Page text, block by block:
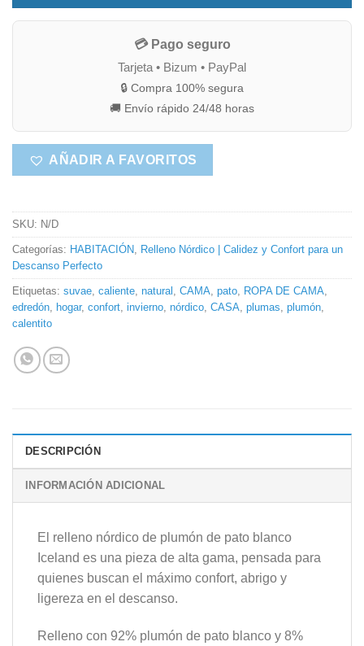
💳 Pago seguro
Tarjeta • Bizum • PayPal
🔒 Compra 100% segura
🚚 Envío rápido 24/48 horas
AÑADIR A FAVORITOS
SKU: N/D
Categorías: HABITACIÓN, Relleno Nórdico | Calidez y Confort para un
Descanso Perfecto
Etiquetas: suvae, caliente, natural , CAMA, pato, ROPA DE CAMA,
edredón, hogar, confort, invierno, nórdico, CASA, plumas, plumón,
calentito
DESCRIPCIÓN
INFORMACIÓN ADICIONAL
El relleno nórdico de plumón de pato blanco
Iceland es una pieza de alta gama, pensada para
quienes buscan el máximo confort, abrigo y
ligereza en el descanso.
Relleno con 92% plumón de pato blanco y 8%